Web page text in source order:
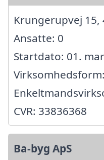
Krungerupvej 15,
Ansatte: 0
Startdato: 01.
Virksomhedsform:
CVR: 33836368
Ba-byg ApS